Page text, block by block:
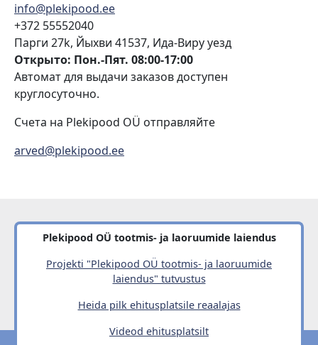
info@plekipood.ee
+372 55552040
Парги 27k, Йыхви 41537, Ида-Виру уезд
Открыто: Пон.-Пят. 08:00-17:00
Автомат для выдачи заказов доступен
круглосуточно.
Счета на Plekipood OÜ отправляйте
arved@plekipood.ee
Plekipood OÜ tootmis- ja laoruumide laiendus
Projekti "Plekipood OÜ tootmis- ja laoruumide
laiendus" tutvustus
Heida pilk ehitusplatsile reaalajas
Videod ehitusplatsilt